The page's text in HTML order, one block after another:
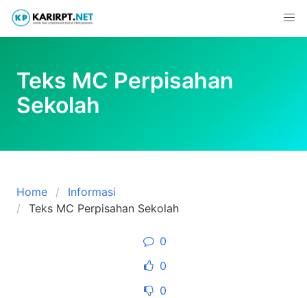
Skip
content
Teks MC Perpisahan
Sekolah
Home
Informasi
Teks MC Perpisahan Sekolah
0
0
0